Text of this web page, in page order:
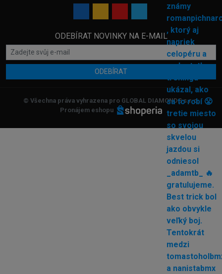
ODEBÍRAT NOVINKY NA E-MAIL
ODEBÍRAT
© Všechna práva vyhrazena pro GLOBAL DIAMONDS s.r.o.
Pronájem eshopu